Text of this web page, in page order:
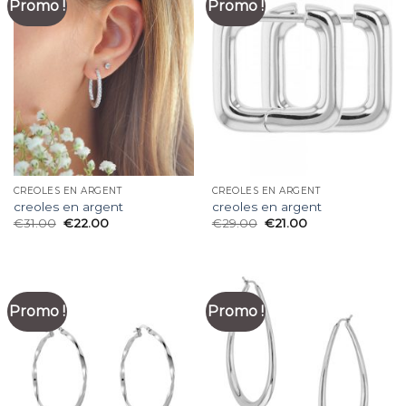
Promo !
CREOLES EN ARGENT
creoles en argent
€31.00 €22.00
Promo !
CREOLES EN ARGENT
creoles en argent
€29.00 €21.00
Promo ! Promo !